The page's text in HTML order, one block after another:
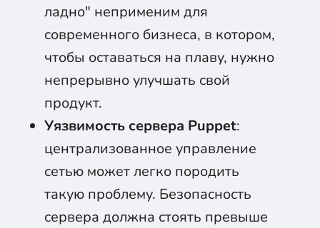
ладно" неприменим для
современного бизнеса, в котором,
чтобы оставаться на плаву, нужно
непрерывно улучшать свой
продукт.
Уязвимость сервера Puppet:
централизованное управление
сетью может легко породить
такую проблему. Безопасность
сервера должна стоять превыше